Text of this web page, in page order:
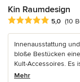
Kin Raumdesign
Durchschnittliche
5,0 (10
Innenausstattung
bloße Bestücken
Kult-Accessoires. Es
Mehr